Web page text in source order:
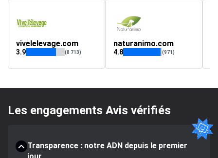
vivelelevage.com
3.9 (8 713)
naturanimo.com
4.8 (971)
Les engagements Avis vérifiés
Transparence : notre ADN depuis le premier